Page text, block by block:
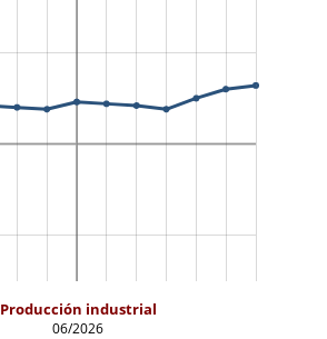
Producción industrial
06/2026